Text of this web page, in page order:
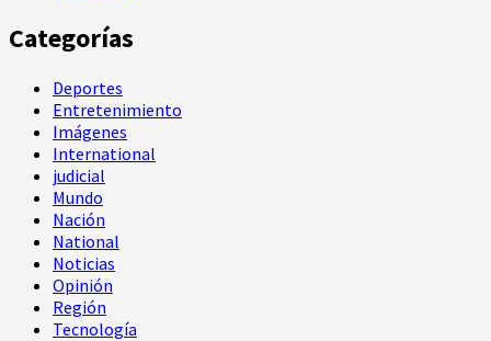
Categorías
Deportes
Entretenimiento
Imágenes
International
judicial
Mundo
Nación
National
Noticias
Opinión
Región
Tecnología